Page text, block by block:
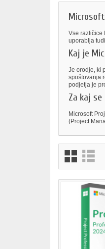
Vse različice
uporablja
Kaj je
Je orodje, ki
spoštovanja
podjetja je
Za kaj
Microsoft
(Project